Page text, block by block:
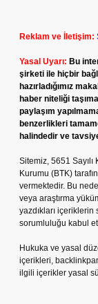
Reklam ve İletişim:
Yasal Uyarı: Bu
şirketi ile hiçbir
hazırladığımız
haber niteliği
paylaşım
benzerlikleri
halindedir ve
Sitemiz, 5651
Kurumu (BTK)
vermektedir. Bu
veya araştırma
yazdıkları
sorumluluğu kabul
Hukuka ve yasal
içerikleri,
ilgili içerikler yasal